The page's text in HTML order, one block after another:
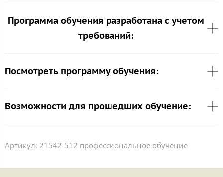
Программа обучения разработана с учетом
требований:
Посмотреть программу обучения:
Возможности для прошедших обучение:
Артикул: 21542-512 профессиональное обучение